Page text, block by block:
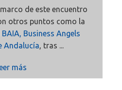
de este encuentro
otros puntos como la
BAIA, Business Angels
Andalucía, tras ...
más